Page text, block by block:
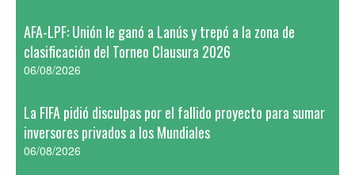
AFA-LPF: Unión le ganó a Lanús y trepó a la zona de
clasificación del Torneo Clausura 2026
06/08/2026
La FIFA pidió disculpas por el fallido proyecto para sumar
inversores privados a los Mundiales
06/08/2026